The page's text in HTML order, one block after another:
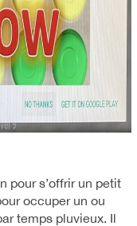
pour s’offrir un petit
occuper un ou
temps pluvieux. Il